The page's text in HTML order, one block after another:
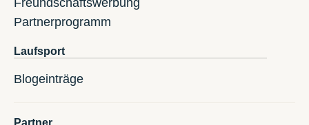
Freundschaftswerbung
Partnerprogramm
Laufsport
Blogeinträge